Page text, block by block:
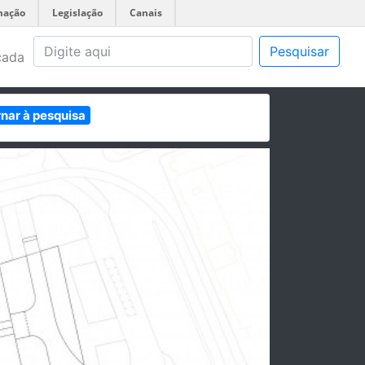
Legislação Canais
Pesquisar
à pesquisa